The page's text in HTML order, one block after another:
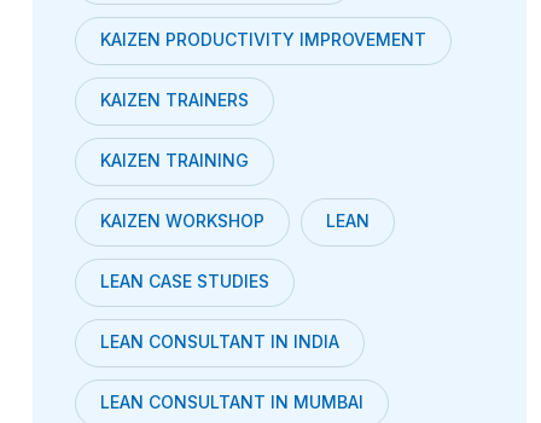
KAIZEN PRODUCTIVITY IMPROVEMENT
KAIZEN TRAINERS
KAIZEN TRAINING
KAIZEN WORKSHOP LEAN
LEAN CASE STUDIES
LEAN CONSULTANT IN INDIA
LEAN CONSULTANT IN MUMBAI